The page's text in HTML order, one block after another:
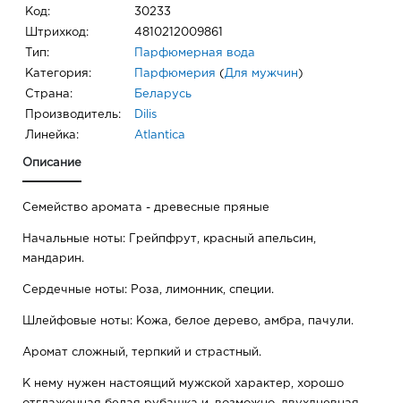
Код: 30233
Штрихкод: 4810212009861
Тип: Парфюмерная вода
Категория: Парфюмерия ( Для мужчин )
Страна: Беларусь
Производитель: Dilis
Линейка: Atlantica
Описание
Семейство аромата - древесные пряные
Начальные ноты: Грейпфрут, красный апельсин,
мандарин.
Сердечные ноты: Роза, лимонник, специи.
Шлейфовые ноты: Кожа, белое дерево, амбра, пачули.
Аромат сложный, терпкий и страстный.
К нему нужен настоящий мужской характер, хорошо